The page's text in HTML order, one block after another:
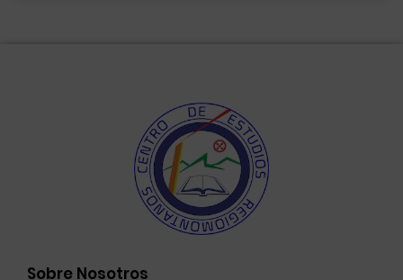
Sobre Nosotros